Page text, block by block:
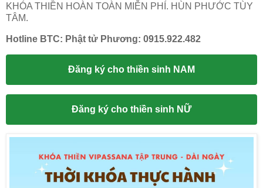
KHÓA THIỀN HOÀN TOÀN MIỄN PHÍ. HÙN PHƯỚC TÙY
TÂM.
Hotline BTC: Phật tử Phương: 0915.922.482
Đăng ký cho thiền sinh NAM
Đăng ký cho thiền sinh NỮ